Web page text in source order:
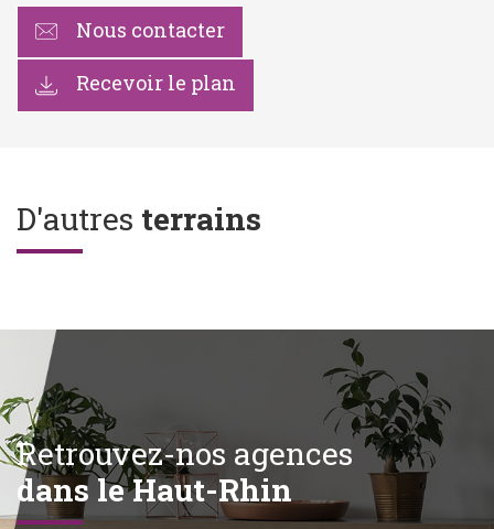
Nous contacter
Recevoir le plan
D'autres terrains
Retrouvez-nos agences
dans le Haut-Rhin